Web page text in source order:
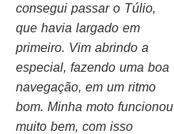
consegui passar o Túlio,
que havia largado em
primeiro. Vim abrindo a
especial, fazendo uma boa
navegação, em um ritmo
bom. Minha moto funcionou
muito bem, com isso